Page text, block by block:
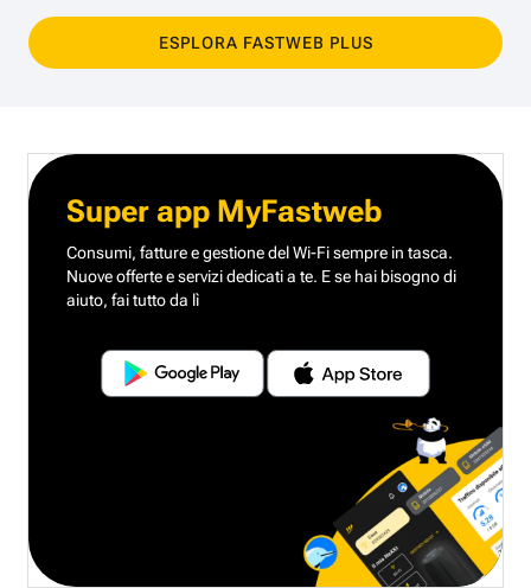
ESPLORA FASTWEB PLUS
Super app MyFastweb
Consumi, fatture e gestione del Wi-Fi sempre in tasca.
Nuove offerte e servizi dedicati a te. E se hai bisogno di
aiuto, fai tutto da lì